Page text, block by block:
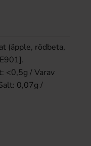
(äpple, rödbeta,
<0,5g / Varav
0,07g /